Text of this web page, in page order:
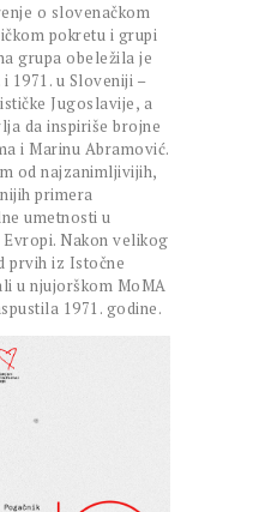
o slovenačkom
pokretu i grupi
grupa obeležila je
1971. u Sloveniji –
Jugoslavije, a
da inspiriše brojne
i Marinu Abramović.
od najzanimljivijih,
primera
umetnosti u
Nakon velikog
prvih iz Istočne
u njujorškom MoMA
1971. godine.